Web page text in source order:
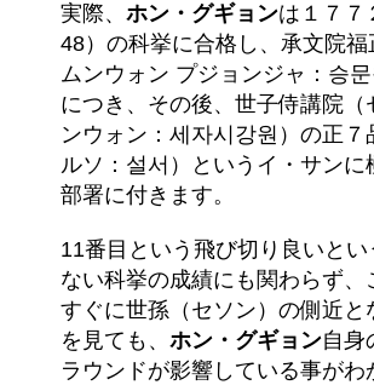
実際、 ホン・グギョンは１７７
48）の科挙に合格し、承文院福
ムンウォン プジョンジャ：승문
につき、その後、世子侍講院（
ンウォン：세자시강원）の正７
ルソ：설서）というイ・サンに
部署に付きます。
11番目という飛び切り良いとい
ない科挙の成績にも関わらず、
すぐに世孫（セソン）の側近と
を見ても、 ホン・グギョン自身
ラウンドが影響している事がわ